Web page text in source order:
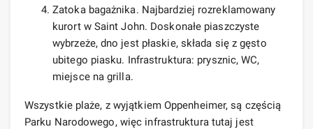
Zatoka bagażnika. Najbardziej rozreklamowany
kurort w Saint John. Doskonałe piaszczyste
wybrzeże, dno jest płaskie, składa się z gęsto
ubitego piasku. Infrastruktura: prysznic, WC,
miejsce na grilla.
Wszystkie plaże, z wyjątkiem Oppenheimer, są częścią
Parku Narodowego, więc infrastruktura tutaj jest